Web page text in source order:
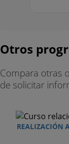
Otros
Compara otras
de solicitar
REALIZACIÓN